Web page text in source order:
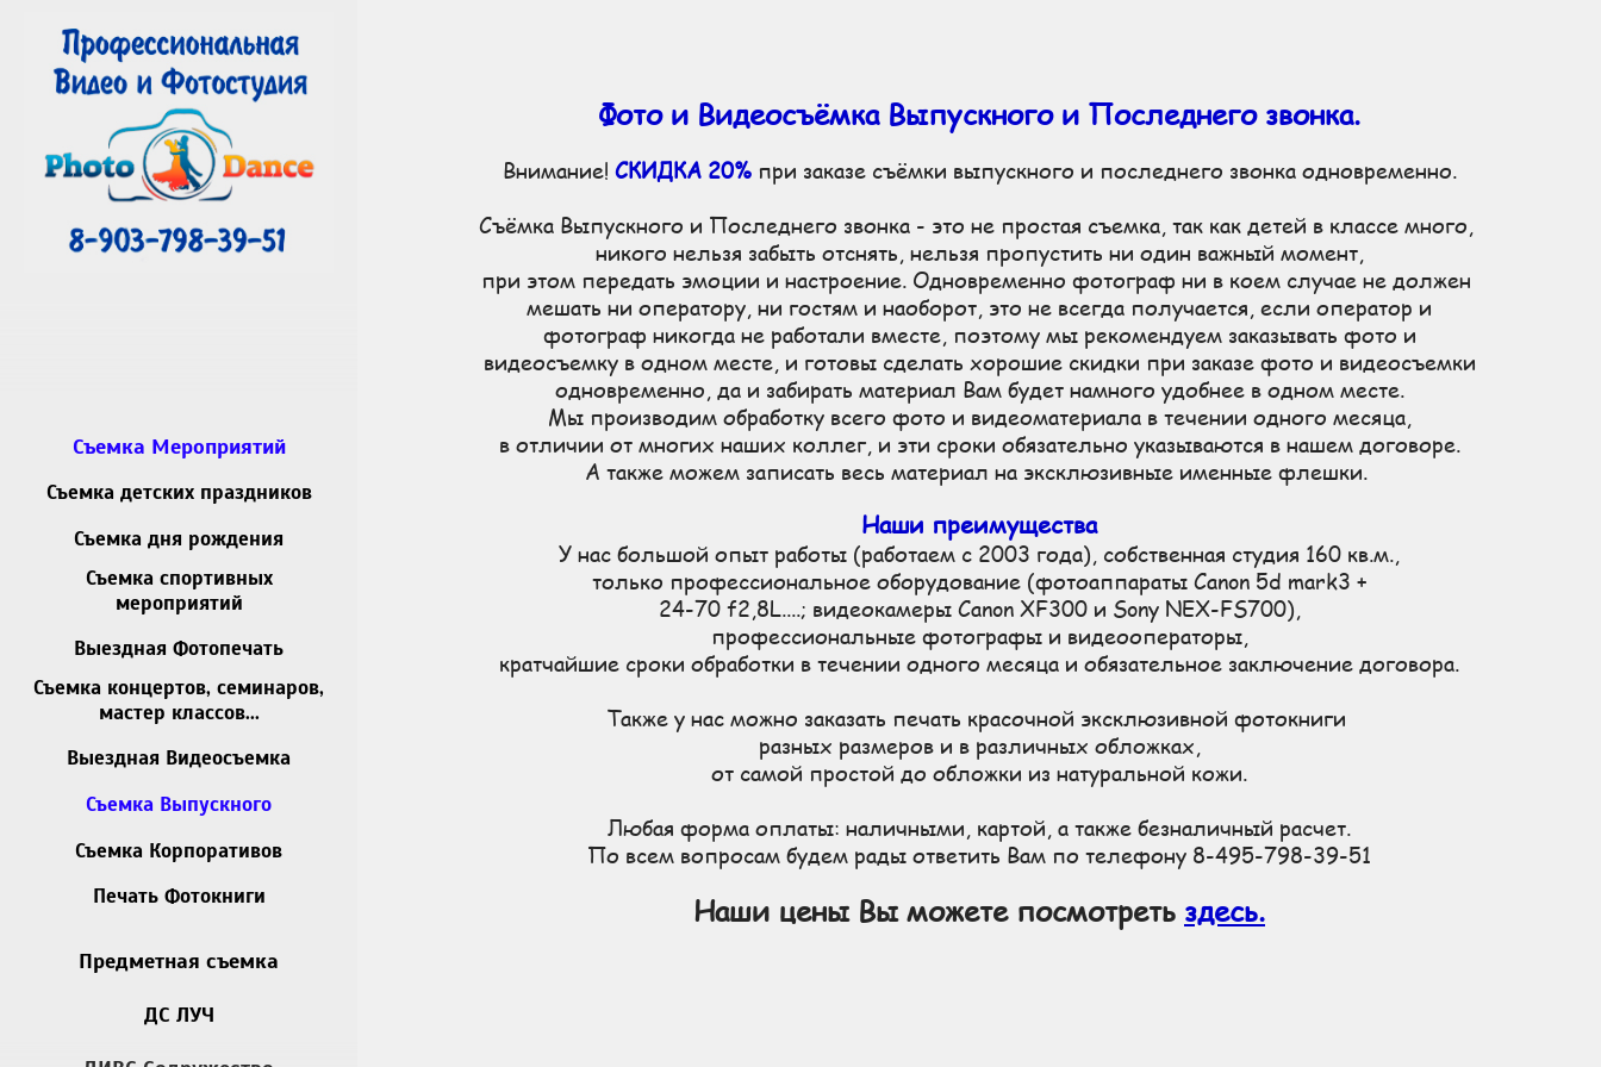
Съемка Мероприятий
Съемка детских праздников
Съемка дня рождения
Съемка спортивных
мероприятий
Выездная Фотопечать
Съемка концертов, семинаров,
мастер классов...
Выездная Видеосъемка
Съемка Выпускного
Съемка Корпоративов
Печать Фотокниги
Предметная съемка
ДС ЛУЧ
Фото и Видеосъёмка Выпускного и Последнего звонка.
Внимание! СКИДКА 20%при заказе съёмки выпускного и последнего звонка одновременно.
Съёмка Выпускного и Последнего звонка - это не простая съемка, так как детей в классе много,
никого нельзя забыть отснять, нельзя пропустить ни один важный момент,
при этом передать эмоции и настроение. Одновременно фотограф ни в коем случае не должен
мешать ни оператору, ни гостям и наоборот, это не всегда получается, если оператор и
фотограф никогда не работали вместе, поэтому мы рекомендуем заказывать фото и
видеосъемку в одном месте, и готовы сделать хорошие скидки при заказе фото и видеосъемки
одновременно, да и забирать материал Вам будет намного удобнее в одном месте.
Мы производим обработку всего фото и видеоматериала в течении одного месяца,
в отличии от многих наших коллег, и эти сроки обязательно указываются в нашем договоре.
А также можем записать весь материал на эксклюзивные именные флешки.
Наши преимущества
У нас большой опыт работы (работаем с 2003 года), собственная студия 160 кв.м.,
только профессиональное оборудование (фотоаппараты Canon 5d mark3 +
24-70 f2,8L....; видеокамеры Сanon XF300 и Sony NEX-FS700),
профессиональные фотографы и видеооператоры,
кратчайшие сроки обработки в течении одного месяца и обязательное заключение договора.
Также у нас можно заказать печать красочной эксклюзивной фотокниги
разных размеров и в различных обложках,
от самой простой до обложки из натуральной кожи.
Любая форма оплаты: наличными, картой, а также безналичный расчет.
По всем вопросам будем рады ответить Вам по телефону 8-495-798-39-51
Наши цены Вы можете посмотреть здесь.